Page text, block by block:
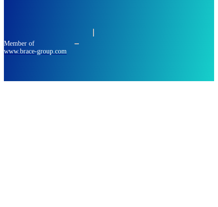
Member of
www.brace-group.com